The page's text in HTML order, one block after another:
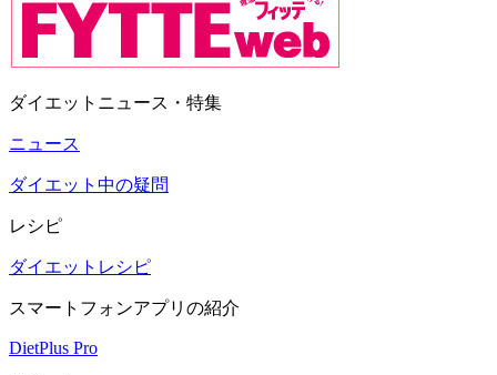
ダイエットニュース・特集
ニュース
ダイエット中の疑問
レシピ
ダイエットレシピ
スマートフォンアプリの紹介
DietPlus Pro